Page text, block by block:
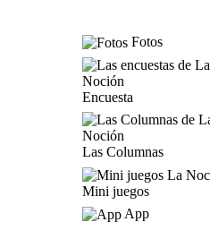
Fotos
Encuesta
Las Columnas
Mini juegos
App